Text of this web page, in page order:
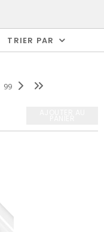
TRIER PAR
99